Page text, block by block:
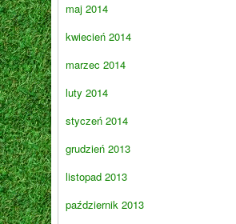
maj 2014
kwiecień 2014
marzec 2014
luty 2014
styczeń 2014
grudzień 2013
listopad 2013
październik 2013